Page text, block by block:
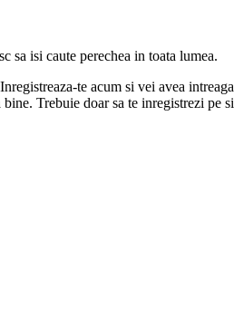
sa isi caute perechea in toata lumea.
te acum si vei avea
Trebuie doar sa te inregistrezi